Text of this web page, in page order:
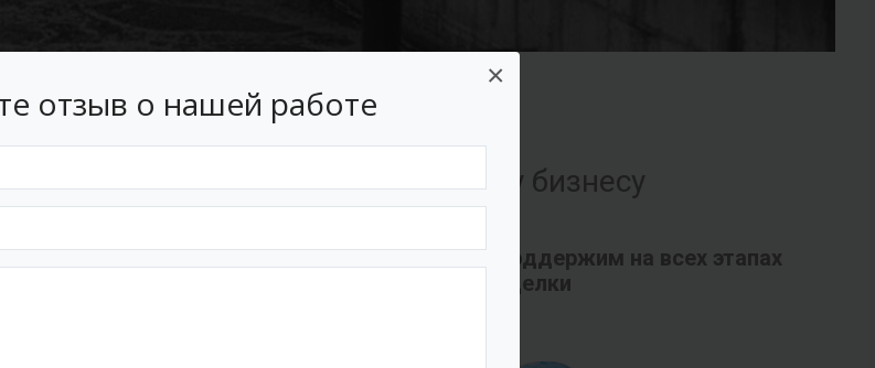
отзыв о нашей работе
×
на условиях, подходящих вашему бизнесу
документы и договор
Поддержим на всех этапах
сделки